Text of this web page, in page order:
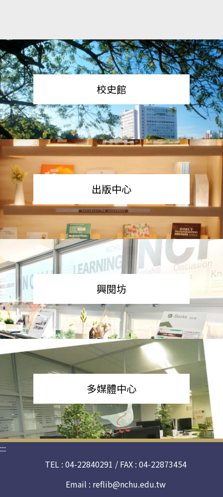
校史館
出版中心
興閱坊
多媒體中心
:::
TEL : 04-22840291 / FAX : 04-22873454
Email : reflib@nchu.edu.tw